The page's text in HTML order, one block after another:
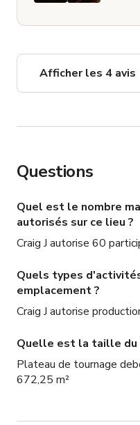
Afficher les 4 avis
Questions
Quel est le nombre
autorisés sur ce lieu ?
Craig J autorise 60
Quels types
emplacement ?
Craig J autorise
Quelle est la taille du
Plateau de tournage
672,25 m²